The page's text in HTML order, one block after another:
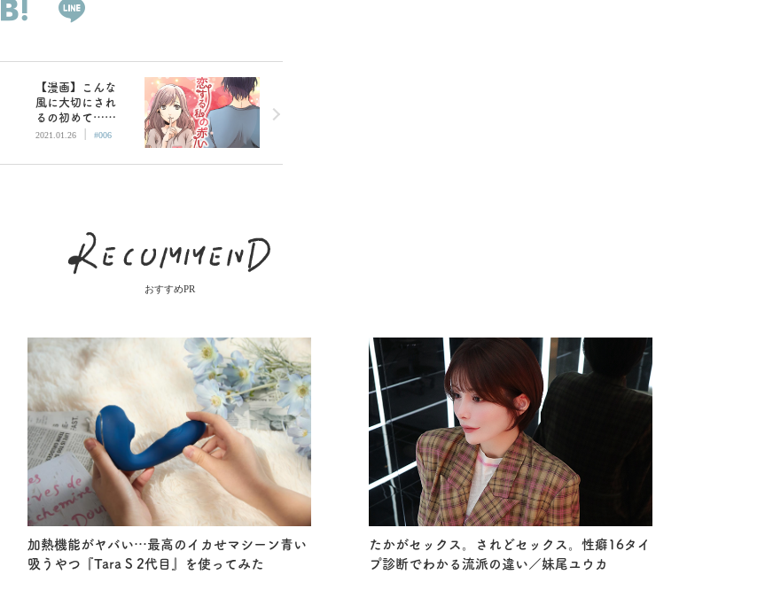
【漫画】こんな
風に大切にされ
るの初めて…／
恋する私の赤い
出会うまで〜
2021.01.26 | #006
おすすめPR
加熱機能がヤバい…最高のイカせマシーン青い
吸うやつ『Tara S 2代目』を使ってみた
たかがセックス。されどセックス。性癖16タイ
プ診断でわかる流派の違い／妹尾ユウカ